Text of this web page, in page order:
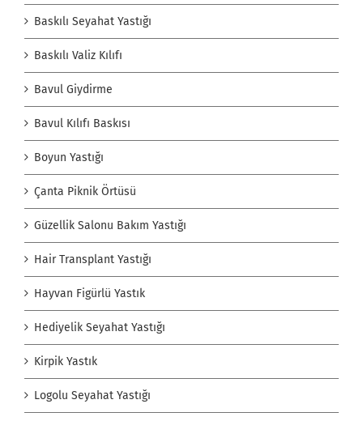
Baskılı Seyahat Yastığı
Baskılı Valiz Kılıfı
Bavul Giydirme
Bavul Kılıfı Baskısı
Boyun Yastığı
Çanta Piknik Örtüsü
Güzellik Salonu Bakım Yastığı
Hair Transplant Yastığı
Hayvan Figürlü Yastık
Hediyelik Seyahat Yastığı
Kirpik Yastık
Logolu Seyahat Yastığı